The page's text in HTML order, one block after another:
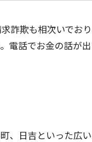
欺も相次いでおり
電話でお金の話が
、日吉といった広